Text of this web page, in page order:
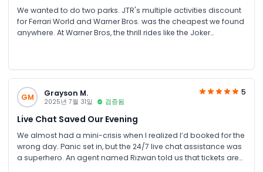
We wanted to do two parks. JTR's multiple activities discount
for Ferrari World and Warner Bros. was the cheapest we found
anywhere. At Warner Bros, the thrill rides like the Joker
GM Grayson M.
2025년 7월 31일 검증됨
5
Live Chat Saved Our Evening
We almost had a mini-crisis when I realized I’d booked for the
wrong day. Panic set in, but the 24/7 live chat assistance was
a superhero. An agent named Rizwan told us that tickets are